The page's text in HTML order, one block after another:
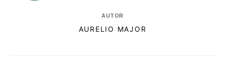
AUTOR
AURELIO MAJOR